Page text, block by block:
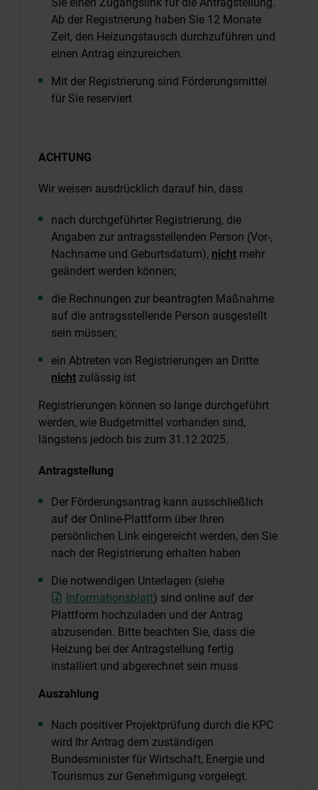
Ab der Registrierung haben Sie 12 Monate
Zeit, den Heizungstausch durchzuführen und
einen Antrag einzureichen.
Mit der Registrierung sind Förderungsmittel
für Sie reserviert
ACHTUNG
Wir weisen ausdrücklich darauf hin, dass
nach durchgeführter Registrierung, die
Angaben zur antragsstellenden Person (Vor-,
Nachname und Geburtsdatum), nicht mehr
geändert werden können;
die Rechnungen zur beantragten Maßnahme
auf die antragsstellende Person ausgestellt
sein müssen;
ein Abtreten von Registrierungen an Dritte
nicht zulässig ist
Registrierungen können so lange durchgeführt
werden, wie Budgetmittel vorhanden sind,
längstens jedoch bis zum 31.12.2025.
Antragstellung
Der Förderungsantrag kann ausschließlich
auf der Online-Plattform über Ihren
persönlichen Link eingereicht werden, den Sie
nach der Registrierung erhalten haben
Die notwendigen Unterlagen (siehe
Informationsblatt) sind online auf der
Plattform hochzuladen und der Antrag
abzusenden. Bitte beachten Sie, dass die
Heizung bei der Antragstellung fertig
installiert und abgerechnet sein muss
Auszahlung
Nach positiver Projektprüfung durch die KPC
wird Ihr Antrag dem zuständigen
Bundesminister für Wirtschaft, Energie und
Tourismus zur Genehmigung vorgelegt.